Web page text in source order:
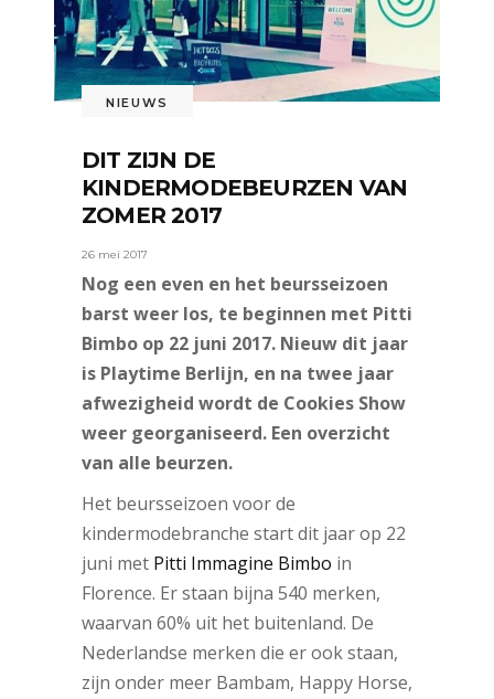
NIEUWS
DIT ZIJN DE
KINDERMODEBEURZEN VAN
ZOMER 2017
26 mei 2017
Nog een even en het beursseizoen
barst weer los, te beginnen met Pitti
Bimbo op 22 juni 2017. Nieuw dit jaar
is Playtime Berlijn, en na twee jaar
afwezigheid wordt de Cookies Show
weer georganiseerd. Een overzicht
van alle beurzen.
Het beursseizoen voor de
kindermodebranche start dit jaar op 22
juni met Pitti Immagine Bimbo in
Florence. Er staan bijna 540 merken,
waarvan 60% uit het buitenland. De
Nederlandse merken die er ook staan,
zijn onder meer Bambam, Happy Horse,